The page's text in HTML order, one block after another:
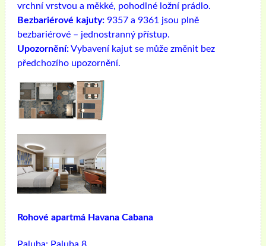
vrchní vrstvou a měkké, pohodlné ložní prádlo.
Bezbariérové ​​kajuty: 9357 a 9361 jsou plně
bezbariérové ​​– jednostranný přístup.
Upozornění:Vybavení kajut se může změnit bez
předchozího upozornění.
Rohové apartmá Havana Cabana